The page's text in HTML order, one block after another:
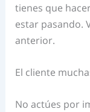
tienes que
estar pasando.
anterior.
El cliente
No actúes por